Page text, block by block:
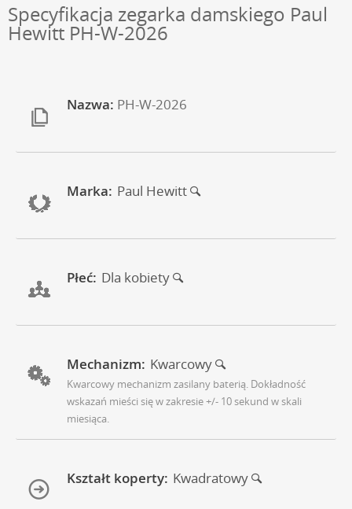
Specyfikacja zegarka damskiego Paul
Hewitt PH-W-2026
Nazwa: PH-W-2026
Marka: Paul Hewitt
Płeć: Dla kobiety
Mechanizm: Kwarcowy
Kwarcowy mechanizm zasilany baterią. Dokładność
wskazań mieści się w zakresie +/- 10 sekund w skali
miesiąca.
Kształt koperty: Kwadratowy